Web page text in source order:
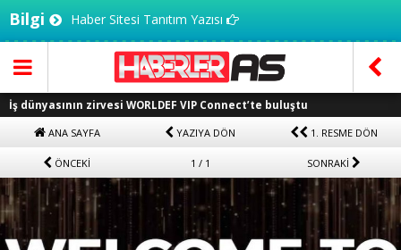
Bilgi Haber Sitesi Tanıtım Yazısı
İş dünyasının zirvesi WORLDEF VIP Connect’te buluştu
ANA SAYFA YAZIYA DÖN 1. RESME DÖN
ÖNCEKİ 1 / 1 SONRAKİ